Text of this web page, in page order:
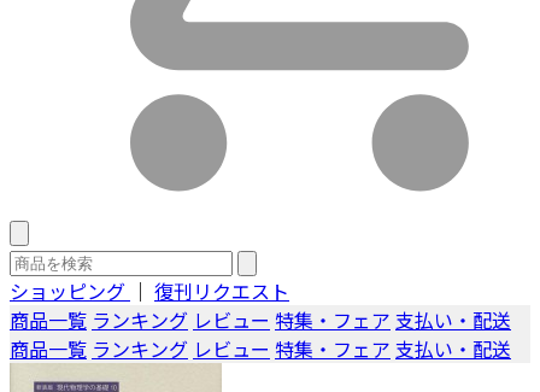
ショッピング ｜ 復刊リクエスト
商品一覧 ランキング レビュー 特集・フェア 支払い・配送
商品一覧 ランキング レビュー 特集・フェア 支払い・配送